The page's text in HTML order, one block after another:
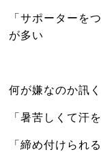
ブログ
「サポーターを
が多い
何が嫌なのか訊
「暑苦しくて汗
「締め付けられ